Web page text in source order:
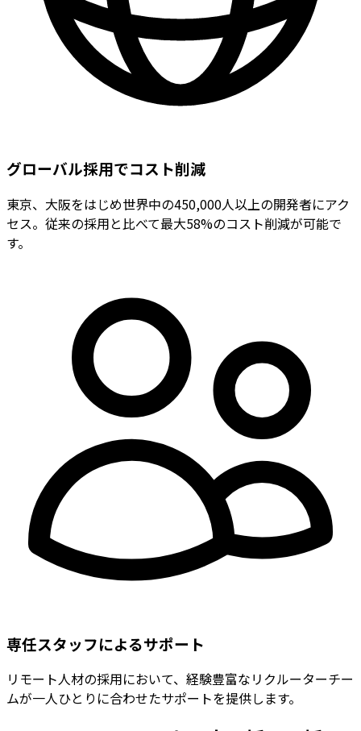
グローバル採用でコスト削減
東京、大阪をはじめ世界中の450,000人以上の開発者にアク
セス。従来の採用と比べて最大58%のコスト削減が可能で
す。
専任スタッフによるサポート
リモート人材の採用において、経験豊富なリクルーターチー
ムが一人ひとりに合わせたサポートを提供します。